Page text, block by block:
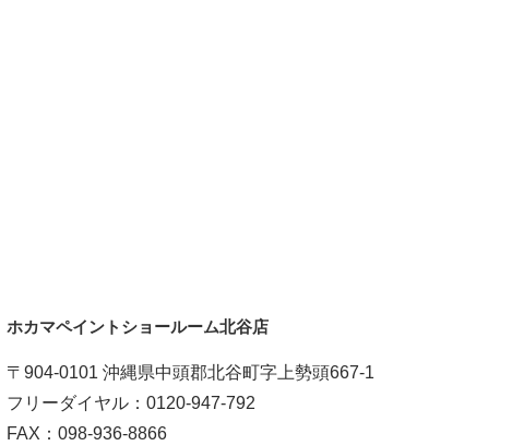
ホカマペイントショールーム北谷店
〒904-0101 沖縄県中頭郡北谷町字上勢頭667-1
フリーダイヤル：0120-947-792
FAX：098-936-8866